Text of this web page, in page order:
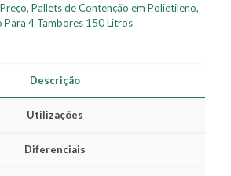
, Pallets de Contenção em Polietileno,
Para 4 Tambores 150 Litros
Descrição
Utilizações
Diferenciais